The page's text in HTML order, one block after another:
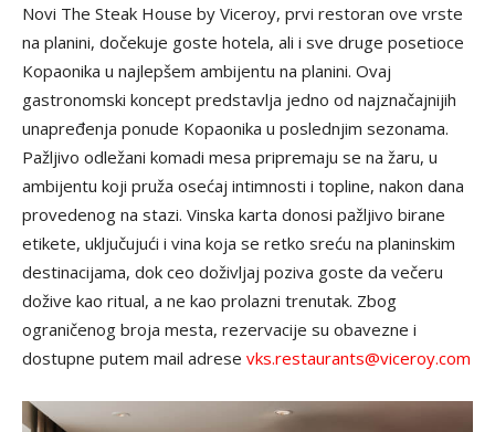
Novi The Steak House by Viceroy, prvi restoran ove vrste
na planini, dočekuje goste hotela, ali i sve druge posetioce
Kopaonika u najlepšem ambijentu na planini. Ovaj
gastronomski koncept predstavlja jedno od najznačajnijih
unapređenja ponude Kopaonika u poslednjim sezonama.
Pažljivo odležani komadi mesa pripremaju se na žaru, u
ambijentu koji pruža osećaj intimnosti i topline, nakon dana
provedenog na stazi. Vinska karta donosi pažljivo birane
etikete, uključujući i vina koja se retko sreću na planinskim
destinacijama, dok ceo doživljaj poziva goste da večeru
dožive kao ritual, a ne kao prolazni trenutak. Zbog
ograničenog broja mesta, rezervacije su obavezne i
dostupne putem mail adrese vks.restaurants@viceroy.com